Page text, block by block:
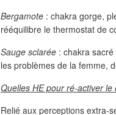
Bergamote : chakra gorge,
rééquilibre le thermostat de
Sauge sclarée : chakra
les problèmes de la femme,
Quelles HE pour ré-activer
Relié aux perceptions extra-